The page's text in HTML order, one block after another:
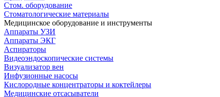
Стом. оборудование
Стоматологические материалы
Медицинское оборудование и инструменты
Аппараты УЗИ
Аппараты ЭКГ
Аспираторы
Видеоэндоскопические системы
Визуализатор вен
Инфузионные насосы
Кислородные концентраторы и коктейлеры
Медицинские отсасыватели